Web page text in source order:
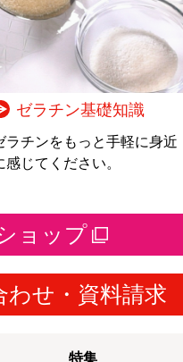
ゼラチン基礎知識
ラチンをもっと手軽に身近
感じてください。
ョップ
わせ・資料請求
特集